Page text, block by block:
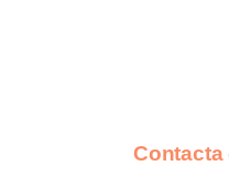
Contacta